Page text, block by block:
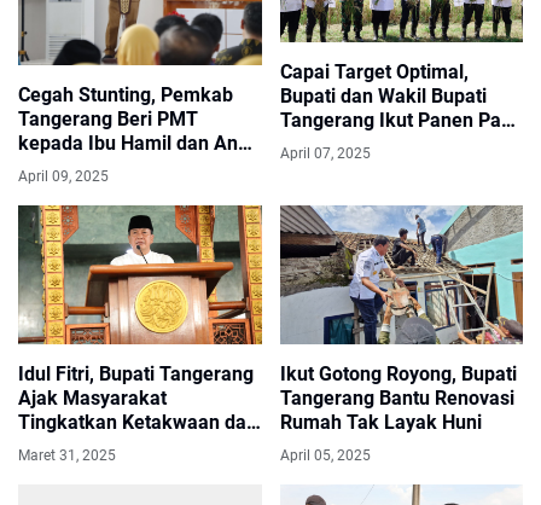
Cegah Stunting, Pemkab
Tangerang Beri PMT
kepada Ibu Hamil dan Anak
Menyusui
April 09, 2025
Capai Target Optimal,
Bupati dan Wakil Bupati
Tangerang Ikut Panen Padi
Serentak di 14 Provinsi
April 07, 2025
Idul Fitri, Bupati Tangerang
Ajak Masyarakat
Tingkatkan Ketakwaan dan
Kebersamaan
Maret 31, 2025
Ikut Gotong Royong, Bupati
Tangerang Bantu Renovasi
Rumah Tak Layak Huni
April 05, 2025